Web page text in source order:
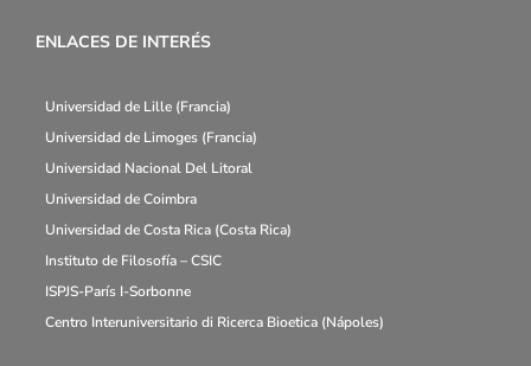
ENLACES DE INTERÉS
Universidad de Lille (Francia)
Universidad de Limoges (Francia)
Universidad Nacional Del Litoral
Universidad de Coimbra
Universidad de Costa Rica (Costa Rica)
Instituto de Filosofía – CSIC
ISPJS-París I-Sorbonne
Centro Interuniversitario di Ricerca Bioetica (Nápoles)